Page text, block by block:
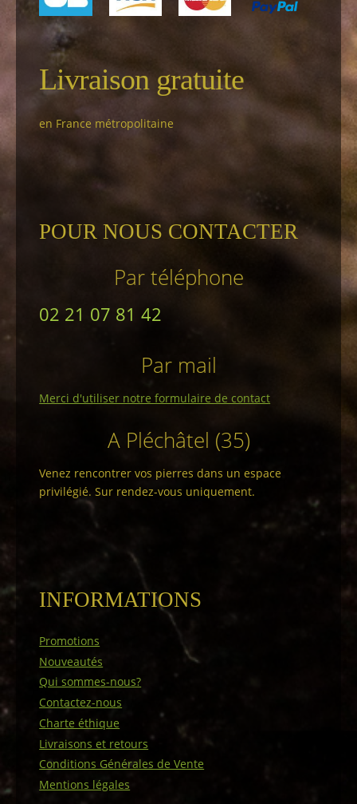
Livraison gratuite
en France métropolitaine
POUR NOUS CONTACTER
Par téléphone
02 21 07 81 42
Par mail
Merci d'utiliser notre formulaire de contact
A Pléchâtel (35)
Venez rencontrer vos pierres dans un espace
privilégié. Sur rendez-vous uniquement.
INFORMATIONS
Promotions
Nouveautés
Qui sommes-nous?
Contactez-nous
Charte éthique
Livraisons et retours
Conditions Générales de Vente
Mentions légales